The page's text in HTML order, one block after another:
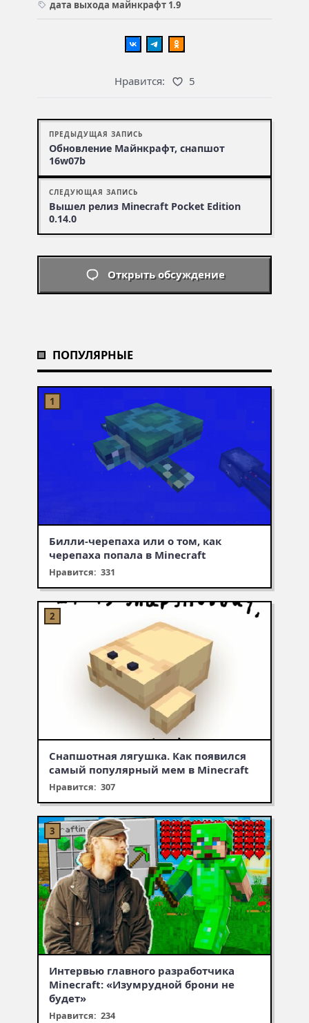
дата выхода майнкрафт 1.9
Нравится: 5
ПРЕДЫДУЩАЯ ЗАПИСЬ
Обновление Майнкрафт, снапшот
16w07b
СЛЕДУЮЩАЯ ЗАПИСЬ
Вышел релиз Minecraft Pocket Edition
0.14.0
Открыть обсуждение
ПОПУЛЯРНЫЕ
Билли-черепаха или о том, как
черепаха попала в Minecraft
Нравится: 331
Снапшотная лягушка. Как появился
самый популярный мем в Minecraft
Нравится: 307
Интервью главного разработчика
Minecraft: «Изумрудной брони не
будет»
Нравится: 234